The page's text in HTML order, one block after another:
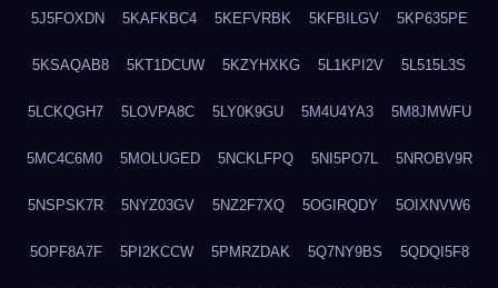
5J5FOXDN 5KAFKBC4 5KEFVRBK 5KFBILGV 5KP635PE
5KSAQAB8 5KT1DCUW 5KZYHXKG 5L1KPI2V 5L515L3S
5LCKQGH7 5LOVPA8C 5LY0K9GU 5M4U4YA3 5M8JMWFU
5MC4C6M0 5MOLUGED 5NCKLFPQ 5NI5PO7L 5NROBV9R
5NSPSK7R 5NYZ03GV 5NZ2F7XQ 5OGIRQDY 5OIXNVW6
5OPF8A7F 5PI2KCCW 5PMRZDAK 5Q7NY9BS 5QDQI5F8